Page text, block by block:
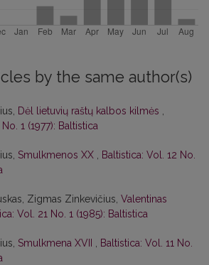
by the same author(s)
Dėl lietuvių raštų kalbos kilmės
1 (1977): Baltistica
Smulkmenos XX
Baltistica: Vol. 12 No.
Zigmas Zinkevičius, Valentinas
Vol. 21 No. 1 (1985): Baltistica
Smulkmena XVII
Baltistica: Vol. 11 No.